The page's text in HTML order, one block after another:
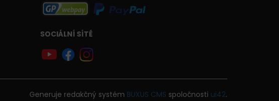
SOCIÁLNÍ SÍTĚ
Generuje redakčný systém BUXUS CMS spoločnosti ui42.